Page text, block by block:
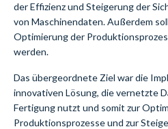
der Effizienz und Steigerung der
von Maschinendaten. Außerdem
Optimierung der
werden.
Das übergeordnete Ziel war die
innovativen Lösung, die vernetzte
Fertigung nutzt und somit zur
Produktionsprozesse und zur